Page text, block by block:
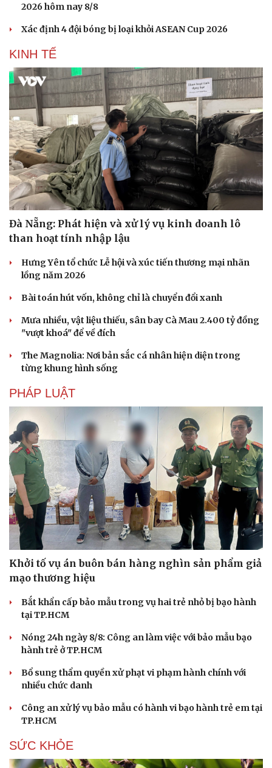
Cải chính
2026 hôm nay 8/8
Xác định 4 đội bóng bị loại khỏi ASEAN Cup 2026
KINH TẾ
Đà Nẵng: Phát hiện và xử lý vụ kinh doanh lô
than hoạt tính nhập lậu
Hưng Yên tổ chức Lễ hội và xúc tiến thương mại nhãn
lồng năm 2026
Bài toán hút vốn, không chỉ là chuyển đổi xanh
Mưa nhiều, vật liệu thiếu, sân bay Cà Mau 2.400 tỷ đồng
"vượt khoá" để về đích
The Magnolia: Nơi bản sắc cá nhân hiện diện trong
từng khung hình sống
PHÁP LUẬT
Khởi tố vụ án buôn bán hàng nghìn sản phẩm giả
mạo thương hiệu
Bắt khẩn cấp bảo mẫu trong vụ hai trẻ nhỏ bị bạo hành
tại TP.HCM
Nóng 24h ngày 8/8: Công an làm việc với bảo mẫu bạo
hành trẻ ở TP.HCM
Bổ sung thẩm quyền xử phạt vi phạm hành chính với
nhiều chức danh
Công an xử lý vụ bảo mẫu có hành vi bạo hành trẻ em tại
TP.HCM
SỨC KHỎE